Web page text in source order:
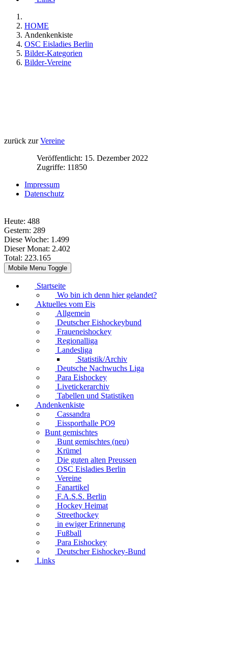
HOME
Andenkenkiste
OSC Eisladies Berlin
Bilder-Kategorien
Bilder-Vereine
zurück zurVereine
Veröffentlicht: 15. Dezember 2022
Zugriffe: 11850
Impressum
Datenschutz
Heute: 488
Gestern: 289
Diese Woche: 1.499
Dieser Monat: 2.402
Total: 223.165
Mobile Menu Toggle
Startseite
Wo bin ich denn hier gelandet?
Aktuelles vom Eis
Allgemein
Deutscher Eishockeybund
Fraueneishockey
Regionalliga
Landesliga
Statistik/Archiv
Deutsche Nachwuchs Liga
Para Eishockey
Livetickerarchiv
Tabellen und Statistiken
Andenkenkiste
Cassandra
Eissporthalle PO9
Bunt gemischtes
Bunt gemischtes (neu)
Krümel
Die guten alten Preussen
OSC Eisladies Berlin
Vereine
Fanartikel
F.A.S.S. Berlin
Hockey Heimat
Streethockey
in ewiger Erinnerung
Fußball
Para Eishockey
Deutscher Eishockey-Bund
Links